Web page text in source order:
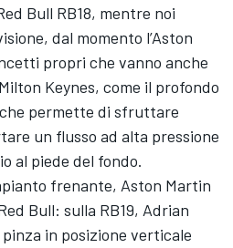
Bull RB18, mentre noi
dal momento l’Aston
propri che vanno anche
Keynes, come il profondo
permette di sfruttare
un flusso ad alta pressione
al piede del fondo.
frenante, Aston Martin
Bull: sulla RB19, Adrian
in posizione verticale